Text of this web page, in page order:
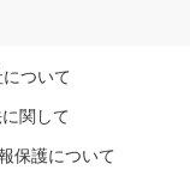
ついて
関して
保護について